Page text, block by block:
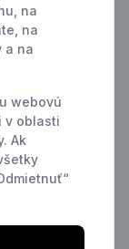
na
na
a na
webovú
v oblasti
Ak